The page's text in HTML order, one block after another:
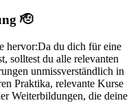
🫡
hervor:Da du dich für eine
solltest du alle relevanten
unmissverständlich in
Praktika, relevante Kurse
Weiterbildungen, die deine